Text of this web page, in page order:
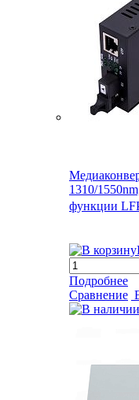
1310/
функции
Подробнее
Сравнение